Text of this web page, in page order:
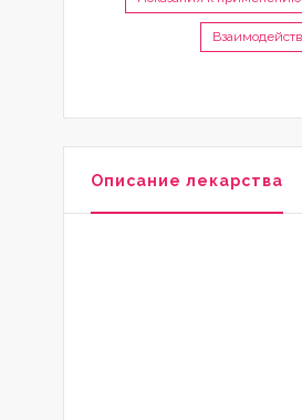
Описание лекарства